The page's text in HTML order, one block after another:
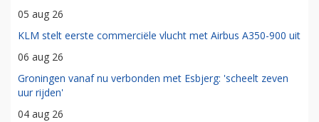
05 aug 26
KLM stelt eerste commerciële vlucht met Airbus A350-900 uit
06 aug 26
Groningen vanaf nu verbonden met Esbjerg: 'scheelt zeven
uur rijden'
04 aug 26